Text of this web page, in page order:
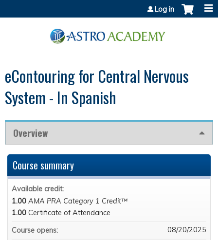
Log in
eContouring for Central Nervous
System - In Spanish
Overview
Course summary
Available credit:
1.00 AMA PRA Category 1 Credit™
1.00 Certificate of Attendance
Course opens:
08/20/2025